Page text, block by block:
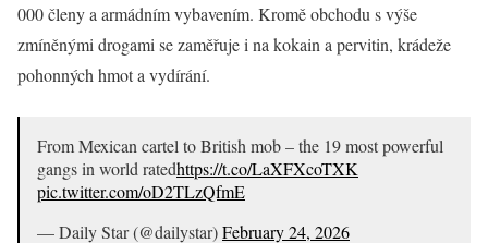
000 členy a armádním vybavením. Kromě obchodu s výše
zmíněnými drogami se zaměřuje i na kokain a pervitin, krádeže
pohonných hmot a vydírání.
From Mexican cartel to British mob – the 19 most powerful
gangs in world ratedhttps://t.co/LaXFXcoTXK
pic.twitter.com/oD2TLzQfmE
— Daily Star (@dailystar)February 24, 2026